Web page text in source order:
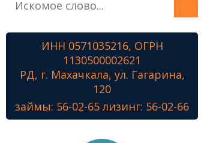
О фонде
Лизинг
Наши проекты
Знамя Победы
ИНН 0571035216, ОГРН
1130500002621
РД, г. Махачкала, ул. Гагарина,
120
займы: 56-02-65 лизинг: 56-02-66